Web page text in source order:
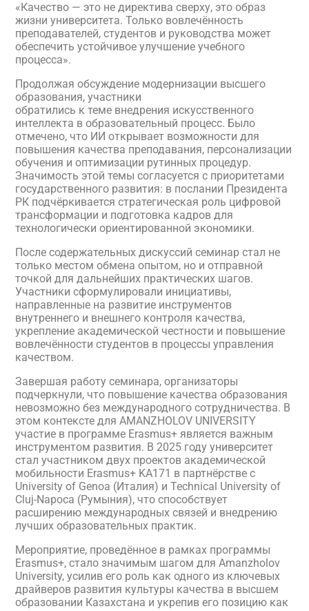
«Качество — это не директива сверху, это образ
жизни университета. Только вовлечённость
преподавателей, студентов и руководства может
обеспечить устойчивое улучшение учебного
процесса».
Продолжая обсуждение модернизации высшего
образования, участники
обратились к теме внедрения искусственного
интеллекта в образовательный процесс. Было
отмечено, что ИИ открывает возможности для
повышения качества преподавания, персонализации
обучения и оптимизации рутинных процедур.
Значимость этой темы согласуется с приоритетами
государственного развития: в послании Президента
РК подчёркивается стратегическая роль цифровой
трансформации и подготовка кадров для
технологически ориентированной экономики.
После содержательных дискуссий семинар стал не
только местом обмена опытом, но и отправной
точкой для дальнейших практических шагов.
Участники сформулировали инициативы,
направленные на развитие инструментов
внутреннего и внешнего контроля качества,
укрепление академической честности и повышение
вовлечённости студентов в процессы управления
качеством.
Завершая работу семинара, организаторы
подчеркнули, что повышение качества образования
невозможно без международного сотрудничества. В
этом контексте для AMANZHOLOV UNIVERSITY
участие в программе Erasmus+ является важным
инструментом развития. В 2025 году университет
стал участником двух проектов академической
мобильности Erasmus+ KA171 в партнёрстве с
University of Genoa (Италия) и Technical University of
Cluj-Napoca (Румыния), что способствует
расширению международных связей и внедрению
лучших образовательных практик.
Мероприятие, проведённое в рамках программы
Erasmus+, стало значимым шагом для Amanzholov
University, усилив его роль как одного из ключевых
драйверов развития культуры качества в высшем
образовании Казахстана и укрепив его позицию как